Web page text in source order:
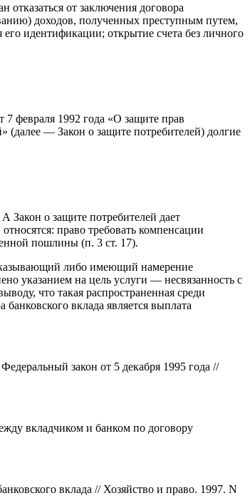
от заключения договора
доходов, полученных преступным путем,
идентификации; открытие счета без личного
февраля 1992 года «О защите прав
(далее — Закон о защите потребителей) долгие
Закон о защите потребителей дает
право требовать компенсации
пошлины (п. 3 ст. 17).
либо имеющий намерение
указанием на цель услуги — несвязанность с
что такая распространенная среди
вклада является выплата
закон от 5 декабря 1995 года //
вкладчиком и банком по договору
вклада // Хозяйство и право. 1997. N